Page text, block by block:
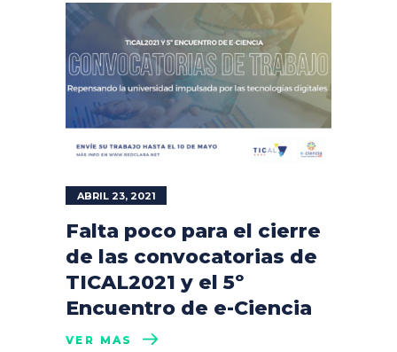
ABRIL 23, 2021
Falta poco para el cierre
de las convocatorias de
TICAL2021 y el 5º
Encuentro de e-Ciencia
VER MÁS